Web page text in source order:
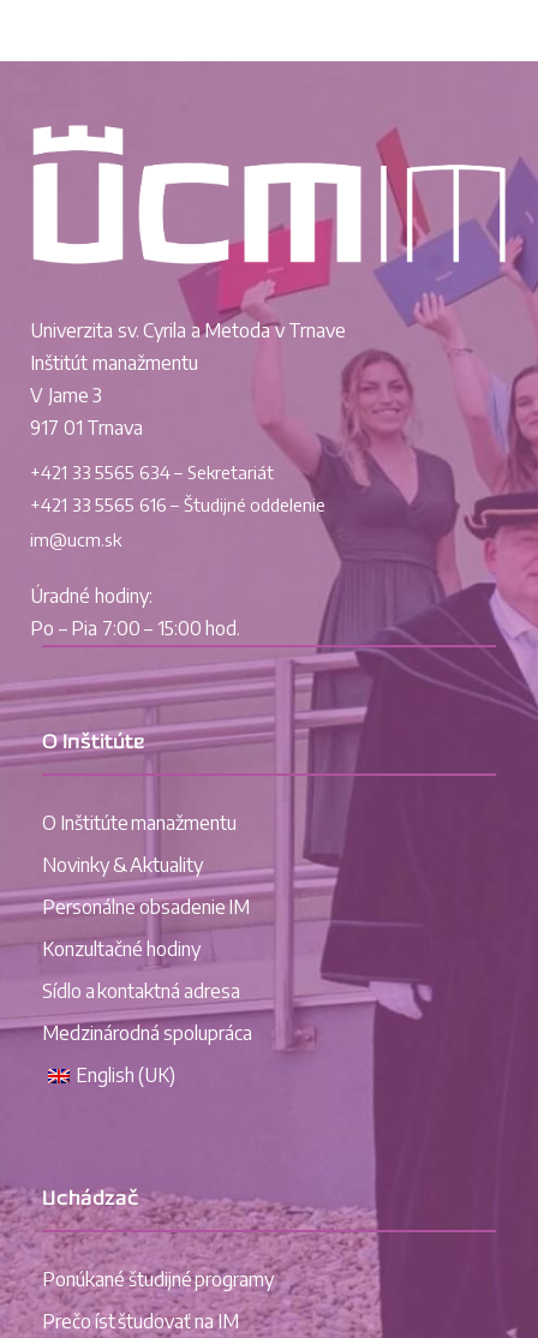
Univerzita sv. Cyrila a Metoda v Trnave
Inštitút manažmentu
V Jame 3
917 01 Trnava
+421 33 5565 634 – Sekretariát
+421 33 5565 616 – Študijné oddelenie
im@ucm.sk
Úradné hodiny:
Po – Pia 7:00 – 15:00 hod.
O Inštitúte
O Inštitúte manažmentu
Novinky & Aktuality
Personálne obsadenie IM
Konzultačné hodiny
Sídlo a kontaktná adresa
Medzinárodná spolupráca
English (UK)
Uchádzač
Ponúkané študijné programy
Prečo íst študovať na IM